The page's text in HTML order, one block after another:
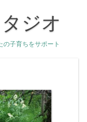
ジオ
の子育ちをサポート